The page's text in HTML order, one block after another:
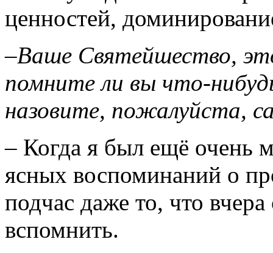
ценностей,
–Ваше Святейшество,
помните ли вы что-
назовите, пожалуйста,
– Когда я был ещё очень
ясных воспоминаний о
подчас даже то, что
вспомнить.